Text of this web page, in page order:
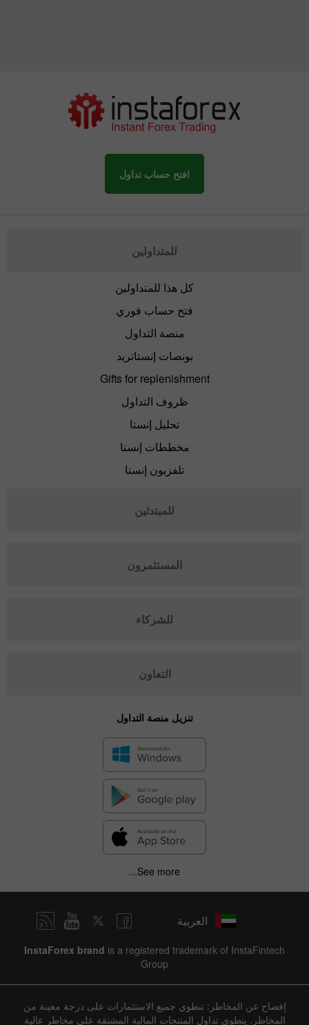
افتح حساب تداول
للمتداولين
كل هذا للمتداولين
فتح حساب فوري
منصة التداول
بونصات إنستاتريد
Gifts for replenishment
ظروف التداول
تحليل إنستا
مخططات إنستا
تلفزيون إنستا
للمبتدئين
المستثمرون
للشركاء
التعاون
تنزيل منصة التداول
See more...
العربية
InstaForex brand is a registered trademark of InstaFintech
Group
إفصاح عن المخاطر: تنطوي جميع الاستثمارات على درجة معينة من
المخاطر. ينطوي تداول المنتجات المالية المشتقة على مخاطر عالية